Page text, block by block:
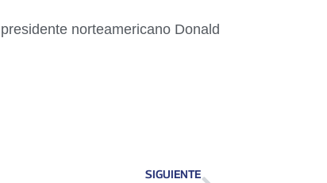
norteamericano Donald
SIGUIENTE